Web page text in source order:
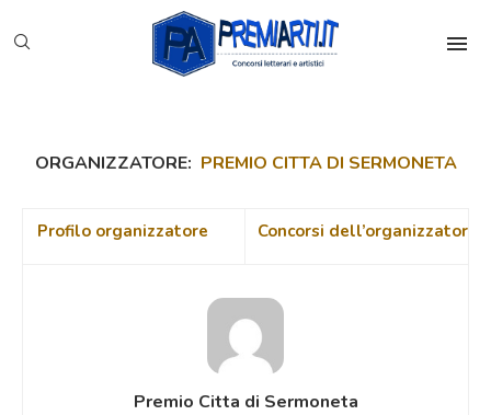
ORGANIZZATORE: PREMIO CITTA DI SERMONETA
Profilo organizzatore Concorsi dell’organizzatore
Premio Citta di Sermoneta